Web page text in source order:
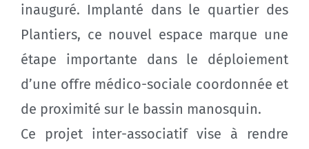
inauguré. Implanté dans le quartier des
Plantiers, ce nouvel espace marque une
étape importante dans le déploiement
d’une offre médico-sociale coordonnée et
de proximité sur le bassin manosquin.
Ce projet inter-associatif vise à rendre